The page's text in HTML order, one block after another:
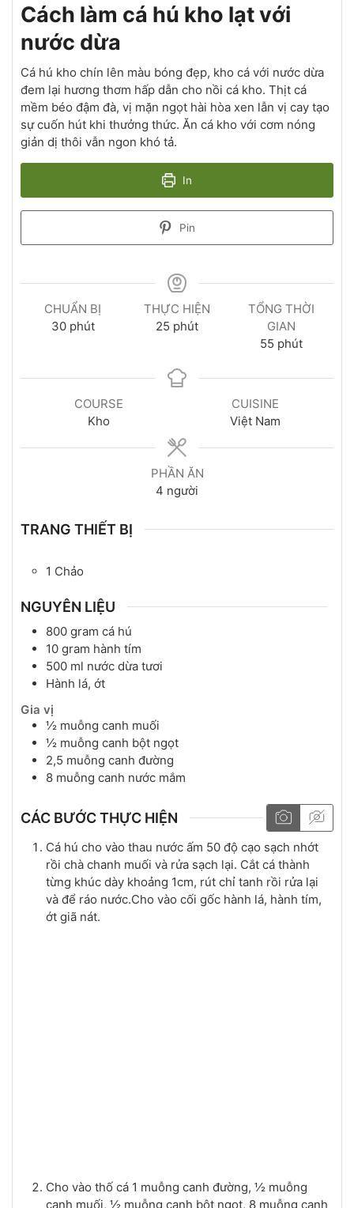
Cách làm cá hú kho lạt với
nước dừa
Cá hú kho chín lên màu bóng đẹp, kho cá với nước dừa
đem lại hương thơm hấp dẫn cho nồi cá kho. Thịt cá
mềm béo đậm đà, vị mặn ngọt hài hòa xen lẫn vị cay tạo
sự cuốn hút khi thưởng thức. Ăn cá kho với cơm nóng
giản dị thôi vẫn ngon khó tả.
In
Pin
CHUẨN BỊ
30 phút
THỰC HIỆN
25 phút
TỔNG THỜI
GIAN
55 phút
COURSE
Kho
CUISINE
Việt Nam
PHẦN ĂN
4 người
TRANG THIẾT BỊ
1 Chảo
NGUYÊN LIỆU
800 gram cá hú
10 gram hành tím
500 ml nước dừa tươi
Hành lá, ớt
Gia vị
½ muỗng canh muối
½ muỗng canh bột ngọt
2,5 muỗng canh đường
8 muỗng canh nước mắm
CÁC BƯỚC THỰC HIỆN
Cá hú cho vào thau nước ấm 50 độ cạo sạch nhớt
rồi chà chanh muối và rửa sạch lại. Cắt cá thành
từng khúc dày khoảng 1cm, rút chỉ tanh rồi rửa lại
và để ráo nước.Cho vào cối gốc hành lá, hành tím,
ớt giã nát.
Cho vào thố cá 1 muỗng canh đường, ½ muỗng
canh muối, ½ muỗng canh bột ngọt, 8 muỗng canh